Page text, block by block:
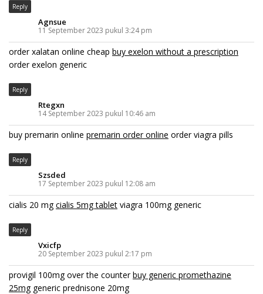
Reply
Agnsue
11 September 2023 pukul 3:24 pm
order xalatan online cheap buy exelon without a prescription
order exelon generic
Reply
Rtegxn
14 September 2023 pukul 10:46 am
buy premarin online premarin order online order viagra pills
Reply
Szsded
17 September 2023 pukul 12:08 am
cialis 20 mgcialis 5mg tablet viagra 100mg generic
Reply
Vxicfp
20 September 2023 pukul 2:17 pm
provigil 100mg over the counterbuy generic promethazine
25mggeneric prednisone 20mg